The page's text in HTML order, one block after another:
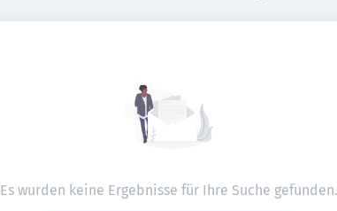
Es wurden keine Ergebnisse für Ihre Suche gefunden.